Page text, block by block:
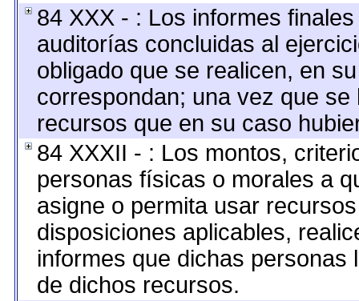
84 XXX - : Los informes
auditorías concluidas al
obligado que se realicen, en
correspondan; una vez que
recursos que en su caso
84 XXXII - : Los montos,
personas físicas o morales a
asigne o permita usar
disposiciones aplicables,
informes que dichas
de dichos recursos.